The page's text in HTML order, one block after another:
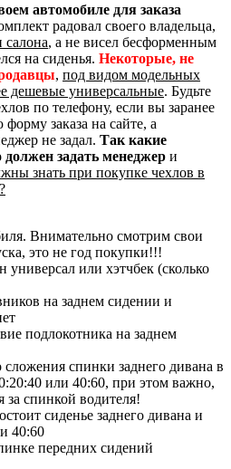
автомобиле для заказа
радовал своего владельца,
салона, а не висел бесформенным
на сиденья. Некоторые, не
, под видом модельных
дешевые универсальные. Будьте
по телефону, если вы заранее
заказа на сайте, а
не задал. Так какие
задать менеджер и
знать при покупке чехлов в
Внимательно смотрим свои
это не год покупки!!!
универсал или хэтчбек (сколько
на заднем сидении и
подлокотника на заднем
сложения спинки заднего дивана в
или 40:60, при этом важно,
за спинкой водителя!
сиденье заднего дивана и
40:60
передних сидений